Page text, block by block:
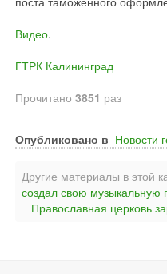
Видео.
ГТРК Калининград
Прочитано 3851 раз
Опубликовано в Новости
Другие материалы в этой
создал свою музыкальную
Православная церковь